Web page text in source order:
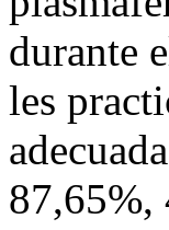
durante
les
87,65%,